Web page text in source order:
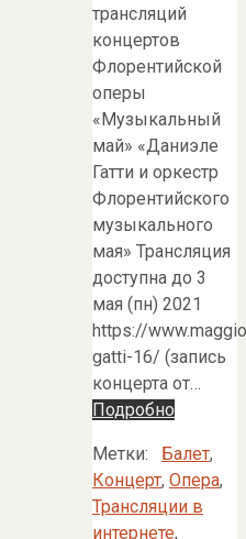
трансляций
концертов
Флорентийской
оперы
«Музыкальный
май» «Даниэле
Гатти и оркестр
Флорентийского
музыкального
мая» Трансляция
доступна до 3
мая (пн) 2021
https://
gatti-16/ (запись
концерта от…
Подробно
Метки: Балет,
Концерт, Опера,
Трансляции в
интернете,